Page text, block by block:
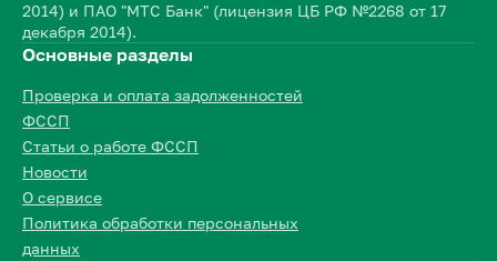
2014) и ПАО "МТС Банк" (лицензия ЦБ РФ №2268 от 17
декабря 2014).
Основные разделы
Проверка и оплата задолженностей
ФССП
Статьи о работе ФССП
Новости
О сервисе
Политика обработки персональных
данных